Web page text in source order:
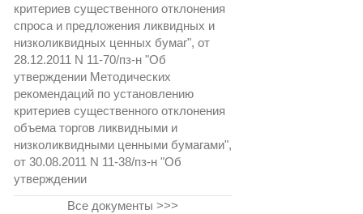
критериев существенного отклонения
спроса и предложения ликвидных и
низколиквидных ценных бумаг", от
28.12.2011 N 11-70/пз-н "Об
утверждении Методических
рекомендаций по установлению
критериев существенного отклонения
объема торгов ликвидными и
низколиквидными ценными бумагами",
от 30.08.2011 N 11-38/пз-н "Об
утверждении
Все документы >>>